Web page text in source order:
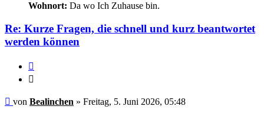
Wohnort: Da wo Ich Zuhause bin.
Re: Kurze Fragen, die schnell und kurz beantwortet
werden können
Ungelesener
von Bealinchen » Freitag, 5. Juni 2026, 05:48